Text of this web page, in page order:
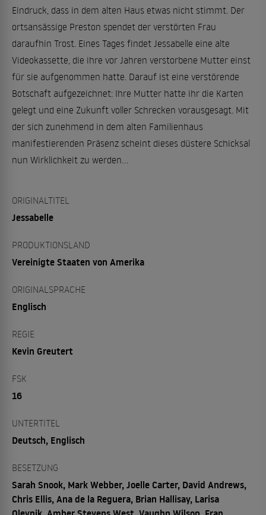
Eindruck, dass in dem alten Haus etwas nicht stimmt. Der
ortsansässige Preston spendet der verstörten Frau
daraufhin Trost. Eines Tages findet Jessabelle eine alte
Videokassette, die ihre vor Jahren verstorbene Mutter einst
für sie aufgenommen hatte. Darauf ist eine verstörende
Botschaft aufgezeichnet: Ihre Mutter hatte ihr die Karten
gelegt und eine Zukunft voller Schrecken vorausgesagt. Mit
der sich zunehmend in dem alten Familienhaus
manifestierenden Präsenz scheint dieses düstere Schicksal
nun Wirklichkeit zu werden...
ORIGINALTITEL
Jessabelle
PRODUKTIONSLAND
Vereinigte Staaten von Amerika
ORIGINALSPRACHE
Englisch
REGIE
Kevin Greutert
FSK
16
UNTERTITEL
Deutsch, Englisch
BESETZUNG
Sarah Snook, Mark Webber, Joelle Carter, David Andrews,
Chris Ellis, Ana de la Reguera, Brian Hallisay, Larisa